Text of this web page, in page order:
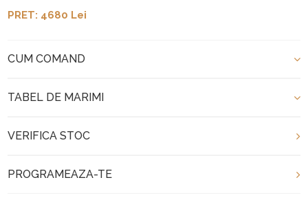
PRET: 4680 Lei
CUM COMAND
TABEL DE MARIMI
VERIFICA STOC
PROGRAMEAZA-TE